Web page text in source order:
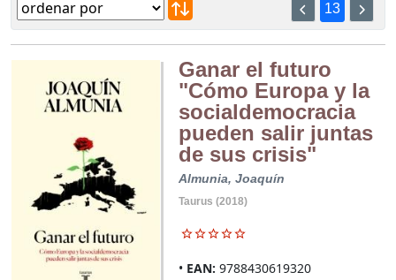
13
Ganar el futuro
"Cómo Europa y la
socialdemocracia
pueden salir juntas
de sus crisis"
Almunia, Joaquín
Taurus (2018)
EAN: 9788430619320